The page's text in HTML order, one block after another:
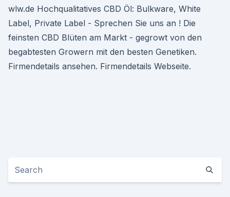
wlw.de Hochqualitatives CBD Öl: Bulkware, White
Label, Private Label - Sprechen Sie uns an ! Die
feinsten CBD Blüten am Markt - gegrowt von den
begabtesten Growern mit den besten Genetiken.
Firmendetails ansehen. Firmendetails Webseite.